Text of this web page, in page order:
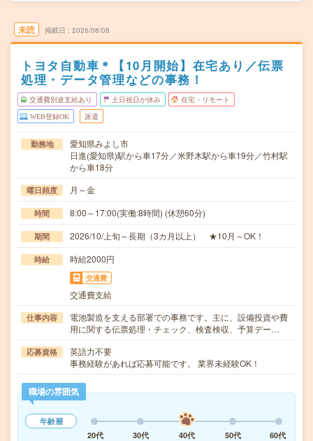
未読 掲載日 2026/08/08
トヨタ自動車＊【10月開始】在宅あり／伝票
処理・データ管理などの事務！
交通費別途支給あり 土日祝日が休み 在宅・リモート
WEB登録OK 派遣
勤務地
愛知県みよし市
日進(愛知県)駅から車17分／米野木駅から車19分／竹村駅
から車18分
曜日頻度 月～金
時間 8:00～17:00(実働:8時間) (休憩60分)
期間 2026/10/上旬～長期（3カ月以上） ★10月～OK！
時給 時給2000円
交通費
交通費支給
仕事内容
電池製造を支える部署での事務です。主に、設備投資や費
用に関する伝票処理・チェック、検査検収、予算デー…
応募資格
英語力不要
事務経験があれば応募可能です。 業界未経験OK！
職場の雰囲気
年齢層
20代
30代 40代 50代 60代